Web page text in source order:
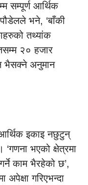
सम्पूर्ण आर्थिक
भने, ‘बाँकी
तथ्यांक
२० हजार
भैसक्ने अनुमान
इकाइ नछुटुन्
भएको क्षेत्रमा
काम भैरहेको छ’,
गरिएभन्दा